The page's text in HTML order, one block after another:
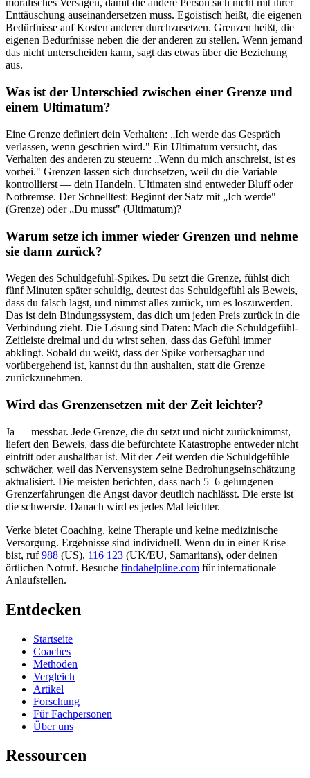
moralisches Versagen, damit die andere Person sich nicht mit ihrer
Enttäuschung auseinandersetzen muss. Egoistisch heißt, die eigenen
Bedürfnisse auf Kosten anderer durchzusetzen. Grenzen heißt, die
eigenen Bedürfnisse neben die der anderen zu stellen. Wenn jemand
das nicht unterscheiden kann, sagt das etwas über die Beziehung
aus.
Was ist der Unterschied zwischen einer Grenze und
einem Ultimatum?
Eine Grenze definiert dein Verhalten: „Ich werde das Gespräch
verlassen, wenn geschrien wird." Ein Ultimatum versucht, das
Verhalten des anderen zu steuern: „Wenn du mich anschreist, ist es
vorbei." Grenzen lassen sich durchsetzen, weil du die Variable
kontrollierst — dein Handeln. Ultimaten sind entweder Bluff oder
Notbremse. Der Schnelltest: Beginnt der Satz mit „Ich werde"
(Grenze) oder „Du musst" (Ultimatum)?
Warum setze ich immer wieder Grenzen und nehme
sie dann zurück?
Wegen des Schuldgefühl-Spikes. Du setzt die Grenze, fühlst dich
fünf Minuten später schuldig, deutest das Schuldgefühl als Beweis,
dass du falsch lagst, und nimmst alles zurück, um es loszuwerden.
Das ist dein Bindungssystem, das dich um jeden Preis zurück in die
Verbindung zieht. Die Lösung sind Daten: Mach die Schuldgefühl-
Zeitleiste dreimal und du wirst sehen, dass das Gefühl immer
abklingt. Sobald du weißt, dass der Spike vorhersagbar und
vorübergehend ist, kannst du ihn aushalten, statt die Grenze
zurückzunehmen.
Wird das Grenzensetzen mit der Zeit leichter?
Ja — messbar. Jede Grenze, die du setzt und nicht zurücknimmst,
liefert den Beweis, dass die befürchtete Katastrophe entweder nicht
eintritt oder aushaltbar ist. Mit der Zeit werden die Schuldgefühle
schwächer, weil das Nervensystem seine Bedrohungseinschätzung
aktualisiert. Die meisten berichten, dass nach 5–6 gelungenen
Grenzerfahrungen die Angst davor deutlich nachlässt. Die erste ist
die schwerste. Danach wird es jedes Mal leichter.
Verke bietet Coaching, keine Therapie und keine medizinische
Versorgung. Ergebnisse sind individuell. Wenn du in einer Krise
bist, ruf 988 (US), 116 123 (UK/EU, Samaritans), oder deinen
örtlichen Notruf. Besuche findahelpline.com für internationale
Anlaufstellen.
Entdecken
Startseite
Coaches
Methoden
Vergleich
Artikel
Forschung
Für Fachpersonen
Über uns
Ressourcen